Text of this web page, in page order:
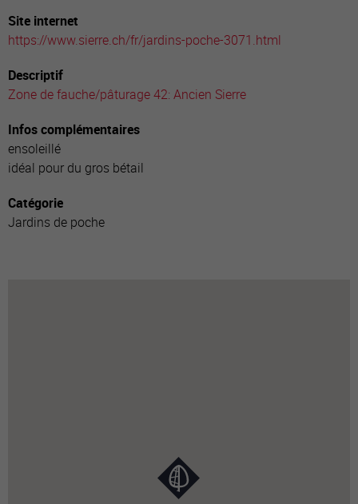
Site internet
https://www.sierre.ch/fr/jardins-poche-3071.html
Descriptif
Zone de fauche/pâturage 42: Ancien Sierre
Infos complémentaires
ensoleillé
idéal pour du gros bétail
Catégorie
Jardins de poche